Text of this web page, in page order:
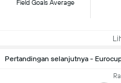
Field Goals Average
Pertandingan selanjutnya -